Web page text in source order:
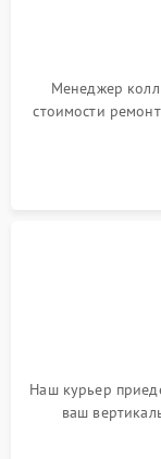
Менеджер колл
стоимости
Наш курьер
ваш